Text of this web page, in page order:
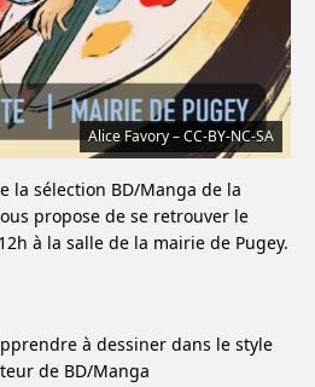
Alice Favory – CC-BY-NC-SA
la sélection BD/Manga de la
propose de se retrouver le
à la salle de la mairie de Pugey.
à dessiner dans le style
de BD/Manga